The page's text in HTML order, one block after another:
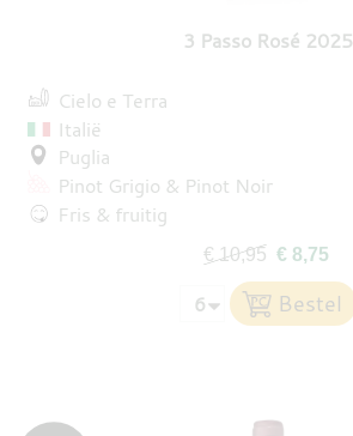
3 Passo Rosé 2025
Cielo e Terra
Italië
Puglia
Pinot Grigio
Pinot Noir
Fris & fruitig
€ 10,95 € 8,75